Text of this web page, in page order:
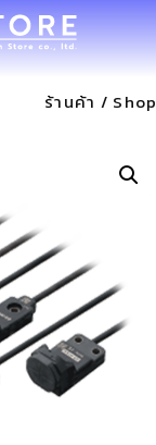
ร้านค้า / Shop